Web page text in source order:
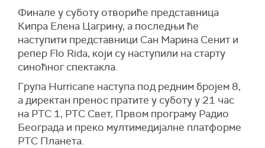
Финале у суботу отвориће представница
Кипра Елена Цагрину, а последњи ће
наступити представници Сан Марина Сенит и
репер Flo Rida, који су наступили на старту
синоћног спектакла.
Група Hurricane наступа под редним бројем 8,
а директан пренос пратите у суботу у 21 час
на РТС 1, РТС Свет, Првом програму Радио
Београда и преко мултимедијалне платформе
РТС Планета.